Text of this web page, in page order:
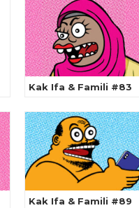
Kak Ifa & Famili #83
Kak Ifa & Famili #89